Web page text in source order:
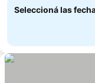
Seleccioná las